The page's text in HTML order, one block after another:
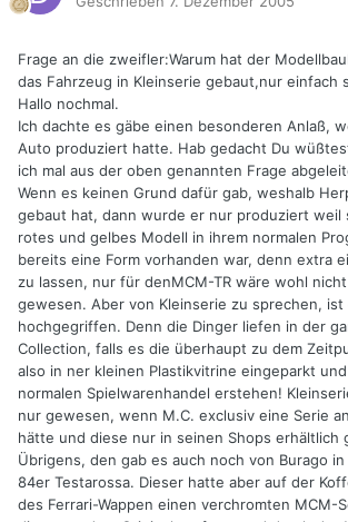
Frage an die zweifler:Warum hat der
das Fahrzeug in Kleinserie gebaut,nur einfach
Hallo nochmal.
Ich dachte es gäbe einen besonderen Anlaß,
Auto produziert hatte. Hab gedacht Du
ich mal aus der oben genannten Frage
Wenn es keinen Grund dafür gab, weshalb
gebaut hat, dann wurde er nur produziert weil
rotes und gelbes Modell in ihrem normalen
bereits eine Form vorhanden war, denn extra
zu lassen, nur für denMCM-TR wäre wohl
gewesen. Aber von Kleinserie zu sprechen,
hochgegriffen. Denn die Dinger liefen in der
Collection, falls es die überhaupt zu dem
also in ner kleinen Plastikvitrine eingeparkt
normalen Spielwarenhandel erstehen!
nur gewesen, wenn M.C. exclusiv eine Serie
hätte und diese nur in seinen Shops erhältlich
Übrigens, den gab es auch noch von Burago
84er Testarossa. Dieser hatte aber auf der
des Ferrari-Wappen einen verchromten MCM-